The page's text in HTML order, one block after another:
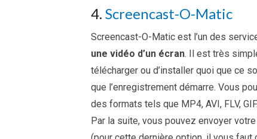
4. Screencast-O-Matic
Screencast-O-Matic est l’un des
une vidéo d’un écran. Il est très
télécharger ou d’installer quoi que ce
que l’enregistrement démarre. Vous
des formats tels que MP4, AVI, FLV,
Par la suite, vous pouvez envoyer